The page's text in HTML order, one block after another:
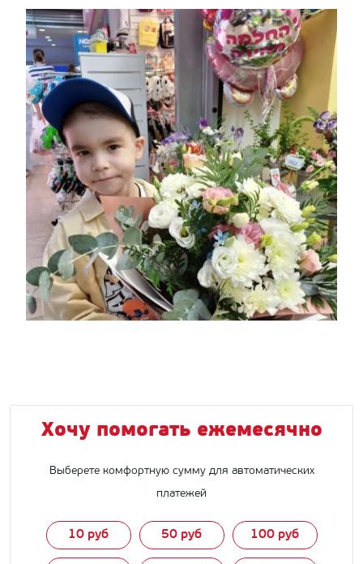
Хочу помогать ежемесячно
Выберете комфортную сумму для автоматических
платежей
10 руб 50 руб 100 руб